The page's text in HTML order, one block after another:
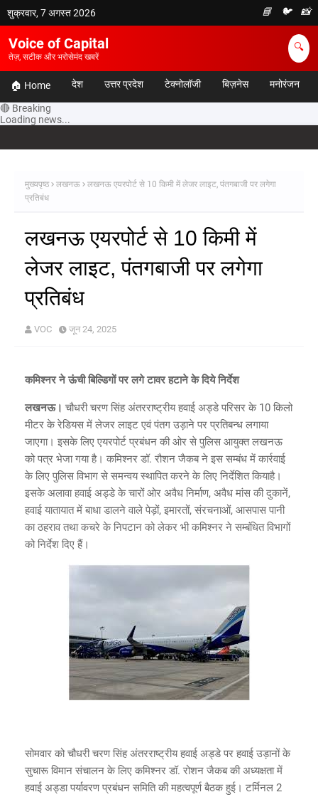
शुक्रवार, 7 अगस्त 2026 📘 🐦 📸
Voice of Capital
तेज़, सटीक और भरोसेमंद खबरें
🔍
🏠 Home देश उत्तर प्रदेश टेक्नोलॉजी बिज़नेस मनोरंजन
🔴 Breaking
Loading news...
मुख्यपृष्ठ लखनऊ
लखनऊ एयरपोर्ट से 10 किमी में लेजर लाइट, पंतगबाजी पर लगेगा
प्रतिबंध
लखनऊ एयरपोर्ट से 10 किमी में
लेजर लाइट, पंतगबाजी पर लगेगा
प्रतिबंध
VOC जून 24, 2025
कमिश्नर ने ऊंची बिल्डिगों पर लगे टावर हटाने के दिये निर्देश
लखनऊ। चौधरी चरण सिंह अंतरराष्ट्रीय हवाई अड्डे परिसर के 10 किलो
मीटर के रेडियस में लेजर लाइट एवं पंतग उड़ाने पर प्रतिबन्ध लगाया
जाएगा। इसके लिए एयरपोर्ट प्रबंधन की ओर से पुलिस आयुक्त लखनऊ
को पत्र भेजा गया है। कमिश्नर डॉ. रौशन जैकब ने इस सम्बंध में कार्रवाई
के लिए पुलिस विभाग से समन्वय स्थापित करने के लिए निर्देशित कियाहै।
इसके अलावा हवाई अड्डे के चारों ओर अवैध निर्माण, अवैध मांस की दुकानें,
हवाई यातायात में बाधा डालने वाले पेड़ों, इमारतों, संरचनाओं, आसपास पानी
का ठहराव तथा कचरे के निपटान को लेकर भी कमिश्नर ने सम्बंधित विभागों
को निर्देश दिए हैं।
सोमवार को चौधरी चरण सिंह अंतरराष्ट्रीय हवाई अड्डे पर हवाई उड़ानों के
सुचारू विमान संचालन के लिए कमिश्नर डॉ. रोशन जैकब की अध्यक्षता में
हवाई अड्डा पर्यावरण प्रबंधन समिति की महत्वपूर्ण बैठक हुई। टर्मिनल 2